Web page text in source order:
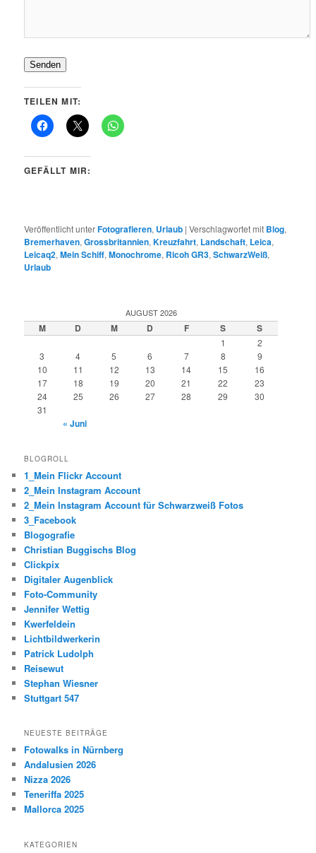
Senden
TEILEN MIT:
GEFÄLLT MIR:
Veröffentlicht unterFotografieren, Urlaub |Verschlagwortet mit Blog,
Bremerhaven,Grossbritannien,Kreuzfahrt, Landschaft, Leica,
Leicaq2,Mein Schiff,Monochrome, Ricoh GR3,SchwarzWeiß,
Urlaub
AUGUST 2026
M D M D F S S
1
2
3
4 5 6 7 8
9
10
11 12 13 14 15
16
17
18 19 20 21 22
23
24
25 26 27 28 29
30
31
« Juni
BLOGROLL
1_Mein Flickr Account
2_Mein Instagram Account
2_Mein Instagram Account für Schwarzweiß Fotos
3_Facebook
Blogografie
Christian Buggischs Blog
Clickpix
Digitaler Augenblick
Foto-Community
Jennifer Wettig
Kwerfeldein
Lichtbildwerkerin
Patrick Ludolph
Reisewut
Stephan Wiesner
Stuttgart 547
NEUESTE BEITRÄGE
Fotowalks in Nürnberg
Andalusien 2026
Nizza 2026
Teneriffa 2025
Mallorca 2025
KATEGORIEN